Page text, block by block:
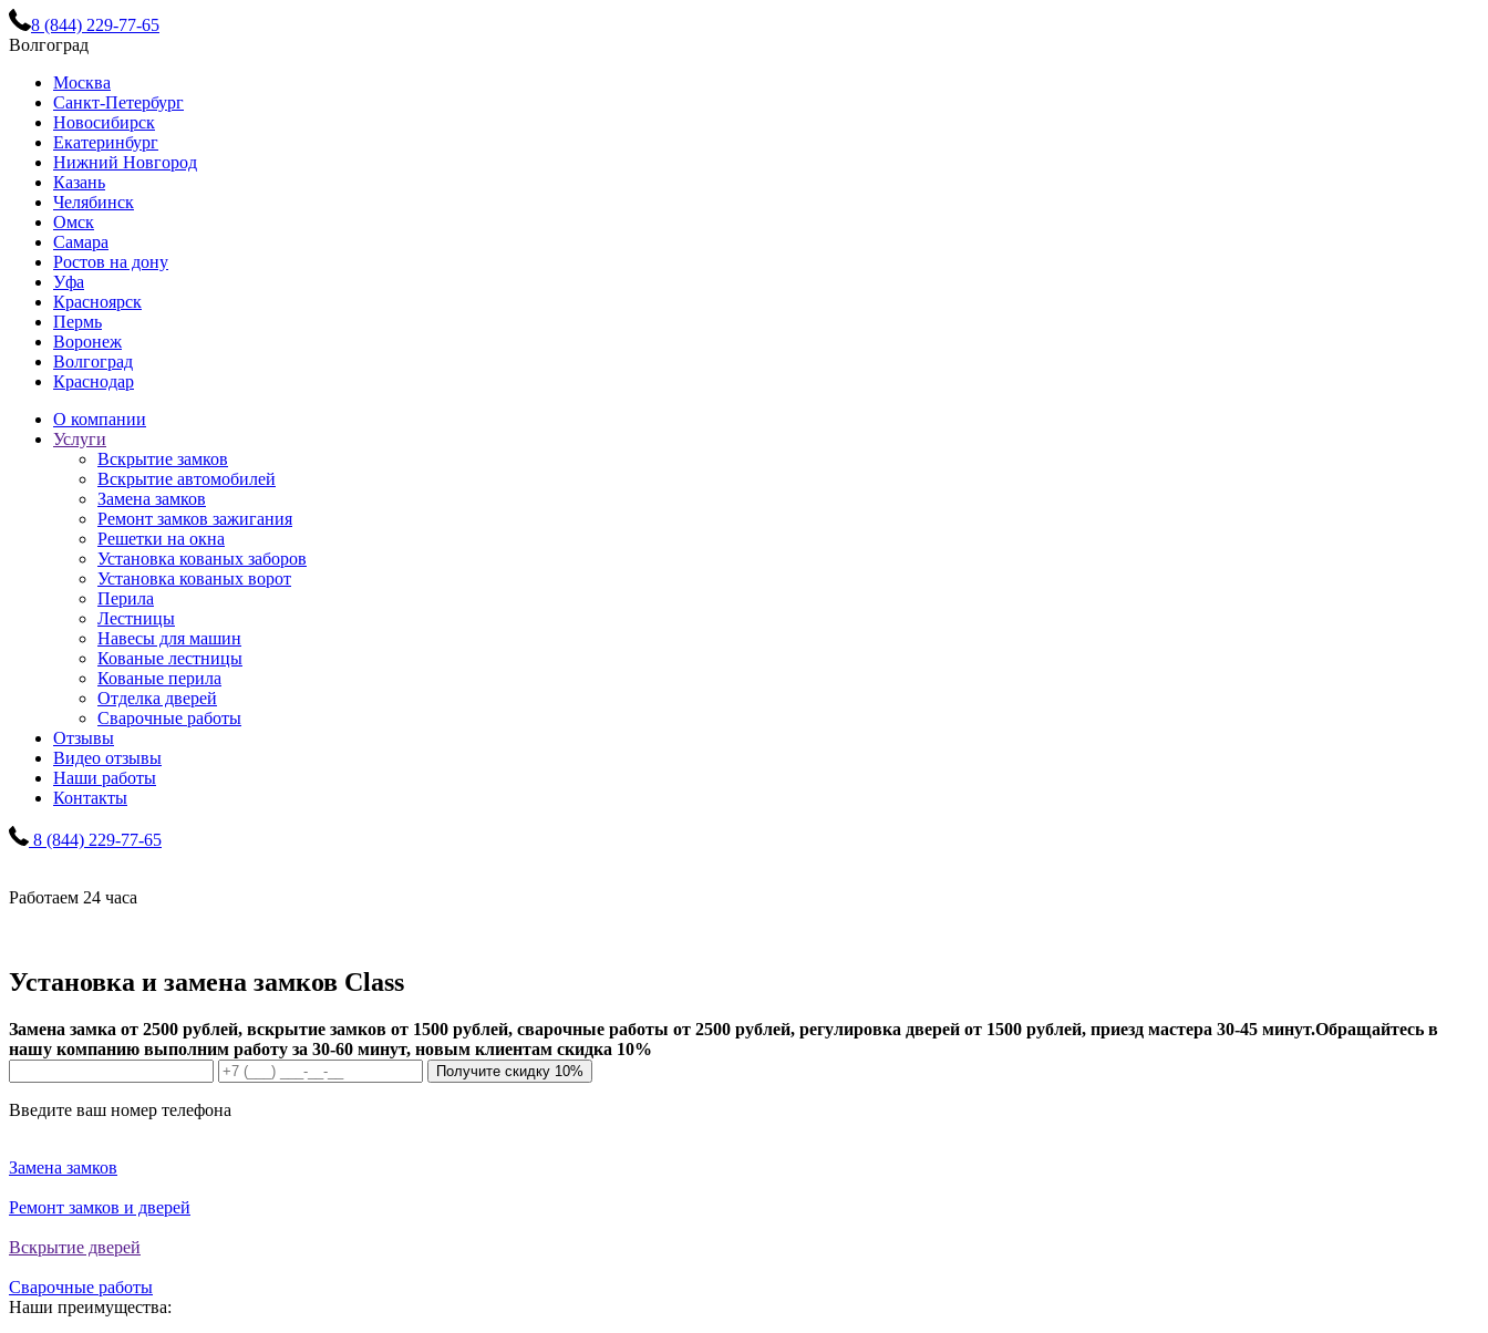
8 (844) 229-77-65
Волгоград
Москва
Санкт-Петербург
Новосибирск
Екатеринбург
Нижний Новгород
Казань
Челябинск
Омск
Самара
Ростов на дону
Уфа
Красноярск
Пермь
Воронеж
Волгоград
Краснодар
О компании
Услуги
Вскрытие замков
Вскрытие автомобилей
Замена замков
Ремонт замков зажигания
Решетки на окна
Установка кованых заборов
Установка кованых ворот
Перила
Лестницы
Навесы для машин
Кованые лестницы
Кованые перила
Отделка дверей
Сварочные работы
Отзывы
Видео отзывы
Наши работы
Контакты
8 (844) 229-77-65
Работаем 24 часа
Установка и замена замков Class
Замена замка от 2500 рублей, вскрытие замков от 1500 рублей, сварочные работы от 2500 рублей, регулировка дверей от 1500 рублей, приезд мастера 30-45 минут.Обращайтесь в
нашу компанию выполним работу за 30-60 минут, новым клиентам скидка 10%
Получите скидку 10%
Введите ваш номер телефона
Замена замков
Ремонт замков и дверей
Вскрытие дверей
Сварочные работы
Наши преимущества: